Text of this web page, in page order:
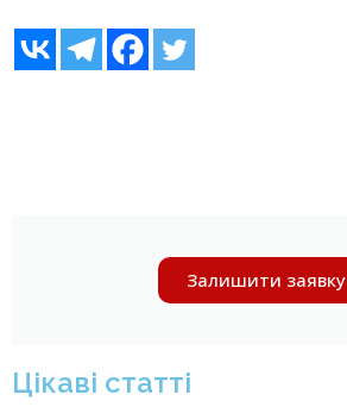
Залишити заявку
Цікаві статті